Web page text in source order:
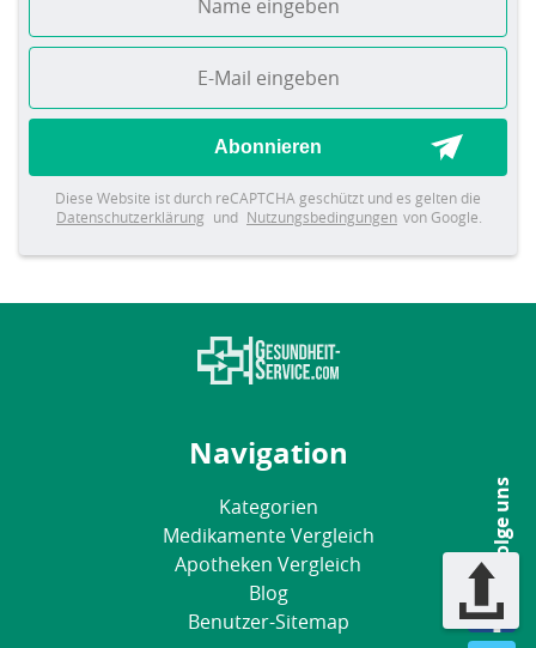
Abonnieren
Diese Website ist durch reCAPTCHA geschützt und es gelten die
Datenschutzerklärung und Nutzungsbedingungen von Google.
Navigation
Kategorien
Medikamente Vergleich
Apotheken Vergleich
Blog
Benutzer-Sitemap
Folge uns